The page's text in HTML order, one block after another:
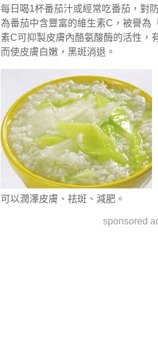
每日喝1杯番茄汁或經常吃番茄，對
為番茄中含豐富的維生素C，被譽為
素C可抑製皮膚內酪氨酸酶的活性，
而使皮膚白嫩，黑斑消退。
可以潤澤皮膚、祛斑、減肥。
sponsored